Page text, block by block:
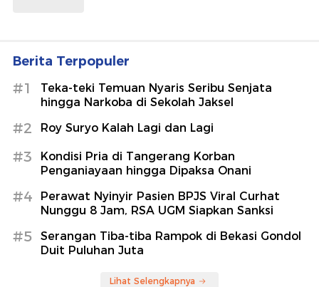
Berita Terpopuler
#1
Teka-teki Temuan Nyaris Seribu Senjata
hingga Narkoba di Sekolah Jaksel
#2 Roy Suryo Kalah Lagi dan Lagi
#3
Kondisi Pria di Tangerang Korban
Penganiayaan hingga Dipaksa Onani
#4
Perawat Nyinyir Pasien BPJS Viral Curhat
Nunggu 8 Jam, RSA UGM Siapkan Sanksi
#5
Serangan Tiba-tiba Rampok di Bekasi Gondol
Duit Puluhan Juta
Lihat Selengkapnya